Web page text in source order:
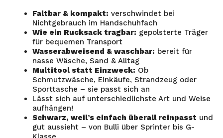
Faltbar & kompakt: verschwindet bei
Nichtgebrauch im Handschuhfach
Wie ein Rucksack tragbar: gepolsterte Träger
für bequemen Transport
Wasserabweisend & waschbar: bereit für
nasse Wäsche, Sand & Alltag
Multitool statt Einzweck: Ob
Schmutzwäsche, Einkäufe, Strandzeug oder
Sporttasche – sie passt sich an
Lässt sich auf unterschiedlichste Art und Weise
aufhängen!
Schwarz, weil’s einfach überall reinpasst und
gut aussieht – von Bulli über Sprinter bis G-